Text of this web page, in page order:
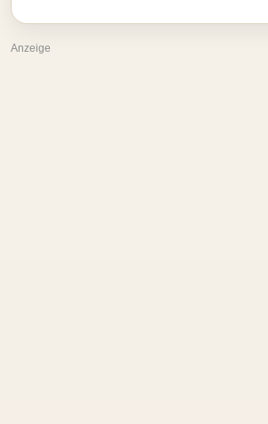
Anzeige